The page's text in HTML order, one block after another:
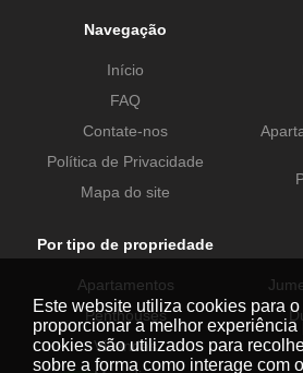
Navegação
Início
FAQ
Contate-nos
Política de Privacidade
Mapa do site
Por tipo de propriedade
Apartamentos
Penthouses
Vivendas
Este website utiliza cookies para
proporcionar a melhor
cookies são utilizados para
sobre a forma como interage com